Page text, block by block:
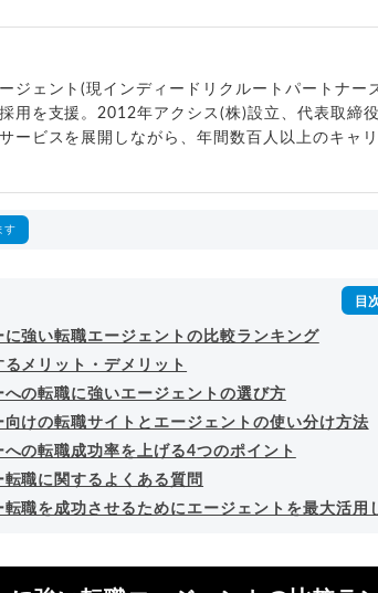
ジェント(現インディードリクルートパートナー
用を支援。2012年アクシス(株)設立、代表取締
ービスを展開しながら、年間数百人以上のキャ
す
強い転職エージェントの比較ランキング
メリット・デメリット
の転職に強いエージェントの選び方
けの転職サイトとエージェントの使い分け方法
の転職成功率を上げる4つのポイント
職に関するよくある質問
職を成功させるためにエージェントを最大活用